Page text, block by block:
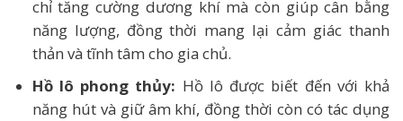
chỉ tăng cường dương khí mà còn giúp cân bằng
năng lượng, đồng thời mang lại cảm giác thanh
thản và tĩnh tâm cho gia chủ.
Hồ lô phong thủy: Hồ lô được biết đến với khả
năng hút và giữ âm khí, đồng thời còn có tác dụng